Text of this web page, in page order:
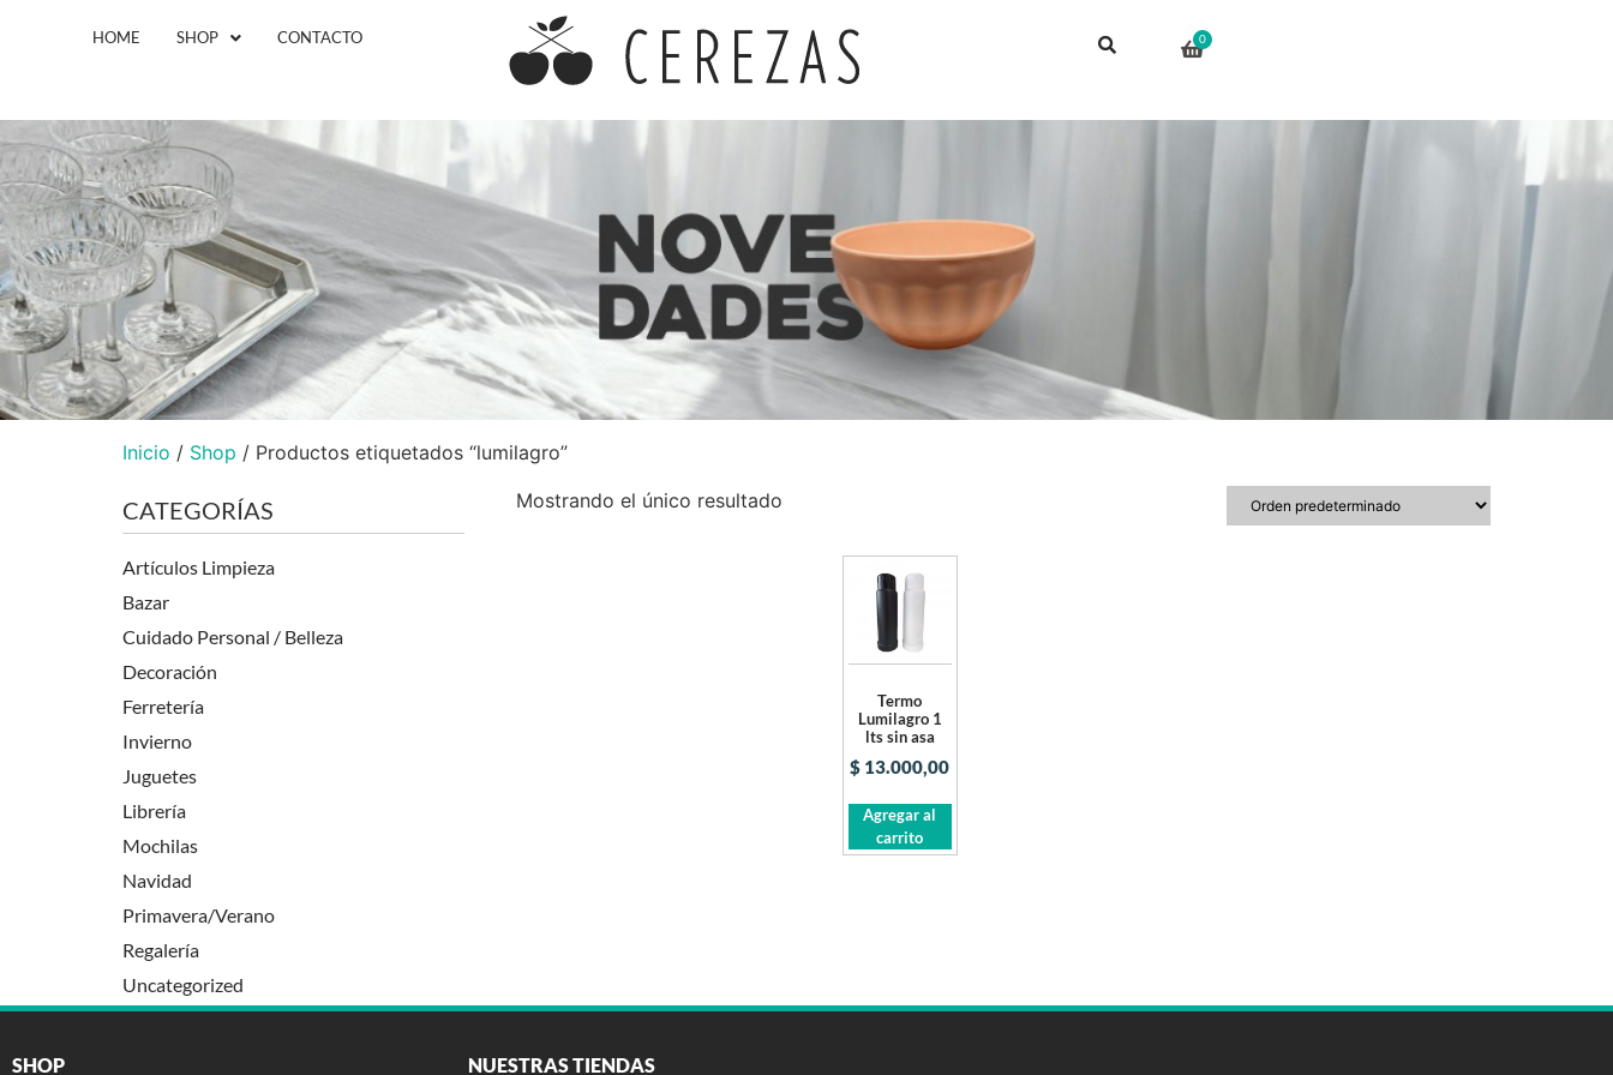
HOME SHOP CONTACTO
Inicio / Shop / Productos etiquetados “lumilagro”
CATEGORÍAS
Artículos Limpieza
Bazar
Cuidado Personal / Belleza
Decoración
Ferretería
Invierno
Juguetes
Librería
Mochilas
Navidad
Primavera/Verano
Regalería
Uncategorized
Mostrando el único resultado
Termo
Lumilagro 1
lts sin asa
$ 13.000,00
Agregar al
carrito
SHOP NUESTRAS TIENDAS